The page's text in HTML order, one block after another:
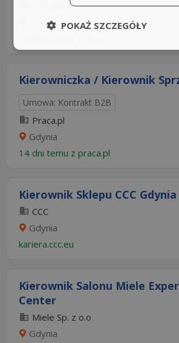
Gdynia
Kierowniczka / Kierownik
Umowa: Kontrakt B2B
Praca.pl
Gdynia
14 dni temu z praca.pl
Kierownik Sklepu CCC
CCC
Gdynia
kariera.ccc.eu
Kierownik Salonu Miele
Center
Miele Sp. z o.o
Gdynia
POKAŻ SZCZEGÓŁY